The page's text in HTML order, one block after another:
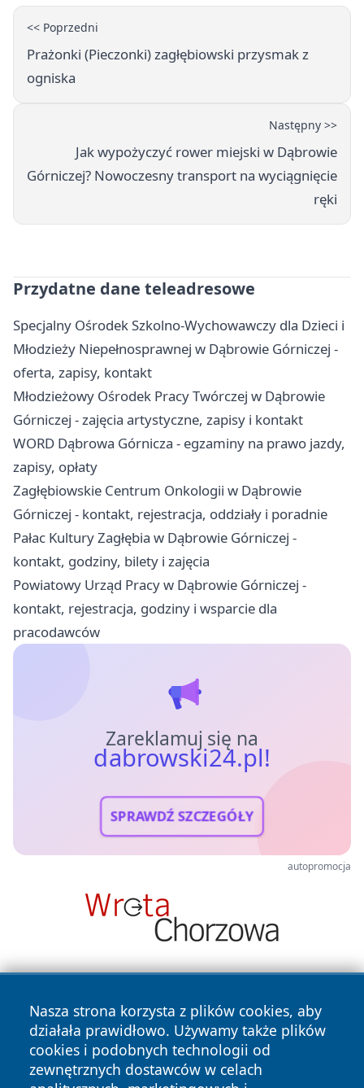
<< Poprzedni
Prażonki (Pieczonki) zagłębiowski przysmak z
ogniska
Następny >>
Jak wypożyczyć rower miejski w Dąbrowie
Górniczej? Nowoczesny transport na wyciągnięcie
ręki
Przydatne dane teleadresowe
Specjalny Ośrodek Szkolno-Wychowawczy dla Dzieci i
Młodzieży Niepełnosprawnej w Dąbrowie Górniczej -
oferta, zapisy, kontakt
Młodzieżowy Ośrodek Pracy Twórczej w Dąbrowie
Górniczej - zajęcia artystyczne, zapisy i kontakt
WORD Dąbrowa Górnicza - egzaminy na prawo jazdy,
zapisy, opłaty
Zagłębiowskie Centrum Onkologii w Dąbrowie
Górniczej - kontakt, rejestracja, oddziały i poradnie
Pałac Kultury Zagłębia w Dąbrowie Górniczej -
kontakt, godziny, bilety i zajęcia
Powiatowy Urząd Pracy w Dąbrowie Górniczej -
kontakt, rejestracja, godziny i wsparcie dla
pracodawców
Zareklamuj się na
dabrowski24.pl!
SPRAWDŹ SZCZEGÓŁY
autopromocja
Nasza strona korzysta z plików cookies, aby
działała prawidłowo. Używamy także plików
cookies i podobnych technologii od
zewnętrznych dostawców w celach
Copyright © 2026 dabrowski24.pl Wszystkie prawa